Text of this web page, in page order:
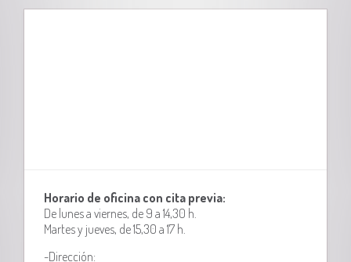
Horario de oficina con cita previa:
De lunes a viernes, de 9 a 14,30 h.
Martes y jueves, de 15,30 a 17 h.
-Dirección: